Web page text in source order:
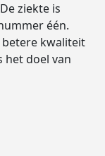
ziekte is
één.
betere kwaliteit
het doel van